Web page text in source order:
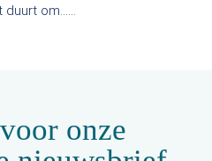
duurt om…...
onze